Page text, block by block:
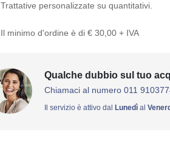
Trattative personalizzate su quantitativi.
Il minimo d'ordine è di € 30,00 + IVA
Qualche dubbio sul tuo
Chiamaci al numero 011
Il servizio è attivo dal Lunedìal